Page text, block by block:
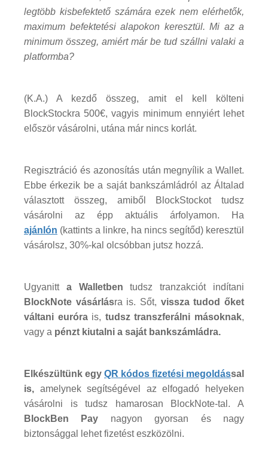
legtöbb kisbefektető számára ezek nem elérhetők,
maximum befektetési alapokon keresztül. Mi az a
minimum összeg, amiért már be tud szállni valaki a
platformba?
(K.A.) A kezdő összeg, amit el kell költeni
BlockStockra 500€, vagyis minimum ennyiért lehet
először vásárolni, utána már nincs korlát.
Regisztráció és azonosítás után megnyílik a Wallet.
Ebbe érkezik be a saját bankszámládról az Általad
választott összeg, amiből BlockStockot tudsz
vásárolni az épp aktuális árfolyamon. Ha
ajánlón (kattints a linkre, ha nincs segítőd) keresztül
vásárolsz, 30%-kal olcsóbban jutsz hozzá.
Ugyanitt a Walletben tudsz tranzakciót indítani
BlockNote vásárlásra is. Sőt, vissza tudod őket
váltani eurórais, tudsz transzferálni másoknak,
vagy a pénzt kiutalni a saját bankszámládra.
Elkészültünk egy QR kódos fizetési megoldással
is, amelynek segítségével az elfogadó helyeken
vásárolni is tudsz hamarosan BlockNote-tal. A
BlockBen Pay nagyon gyorsan és nagy
biztonsággal lehet fizetést eszközölni.